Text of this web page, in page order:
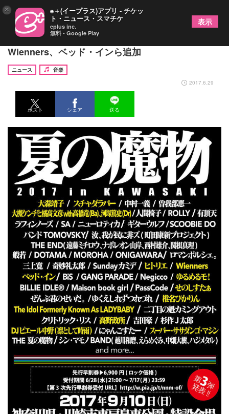
「夏の魔物2017」第3弾で大森靖子、スチャ、
Wienners、ベッド・インら追加
ニュース
音楽
2017.6.29
ポスト シェア 送る
× e＋(イープラス)アプリ - チケッ
ト・ニュース・スマチケ
eplus inc.
無料 - Google Play
表示